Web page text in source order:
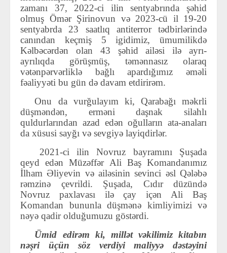
zamanı 37, 2022-ci ilin sentyabrında şəhid
olmuş Ömər Şirinovun və 2023-cü il 19-20
sentyabrda 23 saatlıq antiterror tədbirlərində
canından keçmiş 5 igidimiz, ümumilikdə
Kəlbəcərdən olan 43 şəhid ailəsi ilə ayrı-
ayrılıqda görüşmüş, təmənnasız olaraq
vətənpərvərliklə bağlı apardığımız əməli
fəaliyyəti bu gün də davam etdirirəm.
Onu da vurğulayım ki, Qarabağı məkrli
düşməndən, erməni daşnak silahlı
quldurlarından azad edən oğulların ata-anaları
da xüsusi sayğı və sevgiyə layiqdirlər.
2021-ci ilin Novruz bayramını Şuşada
qeyd edən Mü­zəffər Ali Baş Komandanımız
İlham Əliyevin və ailəsinin sevinci əsl Qələbə
rəmzinə çevrildi. Şuşada, Cıdır düzündə
Novruz paxlavası ilə çay içən Ali Baş
Komandan bununla düşmənə kimliyimizi və
nəyə qadir olduğumuzu göstərdi.
Ümid edirəm ki, millət vəkilimiz kitabın
nəşri üçün söz verdiyi maliyyə dəstəyini